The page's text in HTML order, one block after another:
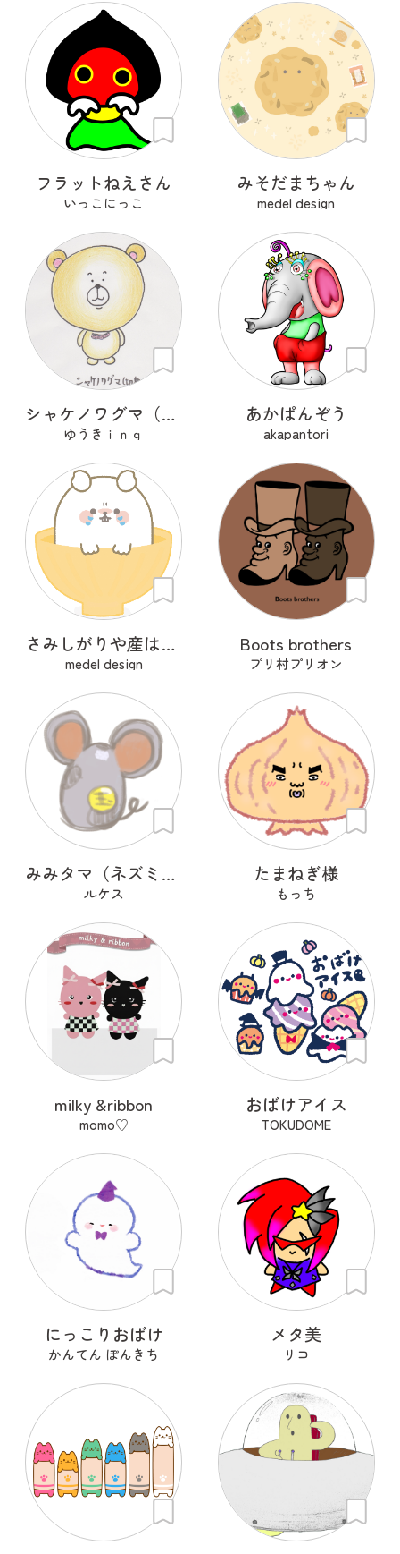
フラットねえさん
いっこにっこ
みそだまちゃん
medel design
シャケノワグマ（切身）
ゆうきｉｎｇ
あかぱんぞう
akapantori
さみしがりや産はんちゃん
medel design
Boots brothers
プリ村プリオン
みみタマ（ネズミ・イヌ・ウサギ）
ルケス
たまねぎ様
もっち
milky &ribbon
momo♡
おばけアイス
TOKUDOME
にっこりおばけ
かんてん ぽんきち
メタ美
リコ